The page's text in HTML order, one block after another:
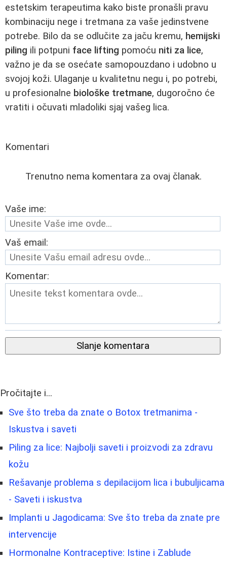
estetskim terapeutima kako biste pronašli pravu
kombinaciju nege i tretmana za vaše jedinstvene
potrebe. Bilo da se odlučite za jaču kremu, hemijski
piling ili potpuni face lifting pomoću niti za lice,
važno je da se osećate samopouzdano i udobno u
svojoj koži. Ulaganje u kvalitetnu negu i, po potrebi,
u profesionalne biološke tretmane, dugoročno će
vratiti i očuvati mladoliki sjaj vašeg lica.
Komentari
Trenutno nema komentara za ovaj članak.
Vaše ime:
Vaš email:
Komentar:
Slanje komentara
Pročitajte i...
Sve što treba da znate o Botox tretmanima -
Iskustva i saveti
Piling za lice: Najbolji saveti i proizvodi za zdravu
kožu
Rešavanje problema s depilacijom lica i bubuljicama
- Saveti i iskustva
Implanti u Jagodicama: Sve što treba da znate pre
intervencije
Hormonalne Kontraceptive: Istine i Zablude